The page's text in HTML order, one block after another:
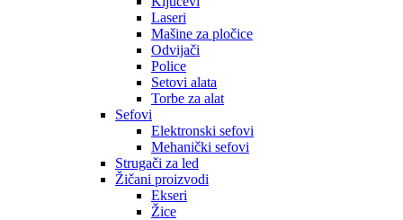
Laseri
Mašine za pločice
Odvijači
Police
Setovi alata
Torbe za alat
Sefovi
Elektronski sefovi
Mehanički sefovi
Strugači za led
Žičani proizvodi
Ekseri
Žice